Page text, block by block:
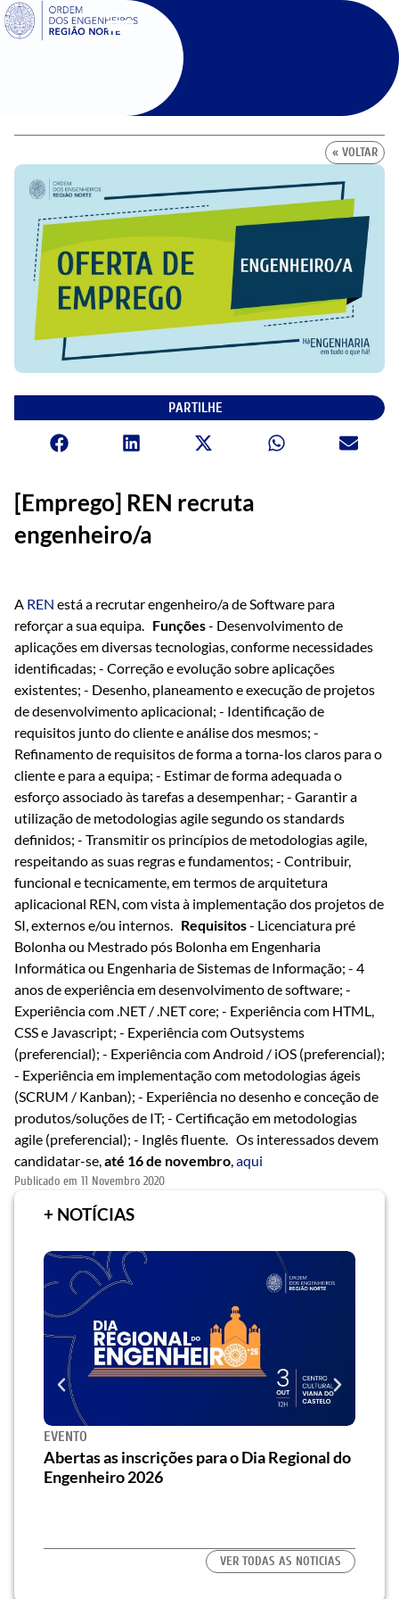
SIGOE
« VOLTAR
PARTILHE
[Emprego] REN recruta
engenheiro/a
A REN está a recrutar engenheiro/a de Software para
reforçar a sua equipa. Funções- Desenvolvimento de
aplicações em diversas tecnologias, conforme necessidades
identificadas; - Correção e evolução sobre aplicações
existentes; - Desenho, planeamento e execução de projetos
de desenvolvimento aplicacional; - Identificação de
requisitos junto do cliente e análise dos mesmos; -
Refinamento de requisitos de forma a torna-los claros para o
cliente e para a equipa; - Estimar de forma adequada o
esforço associado às tarefas a desempenhar; - Garantir a
utilização de metodologias agile segundo os standards
definidos; - Transmitir os princípios de metodologias agile,
respeitando as suas regras e fundamentos; - Contribuir,
funcional e tecnicamente, em termos de arquitetura
aplicacional REN, com vista à implementação dos projetos de
SI, externos e/ou internos. Requisitos- Licenciatura pré
Bolonha ou Mestrado pós Bolonha em Engenharia
Informática ou Engenharia de Sistemas de Informação; - 4
anos de experiência em desenvolvimento de software; -
Experiência com .NET / .NET core; - Experiência com HTML,
CSS e Javascript; - Experiência com Outsystems
(preferencial); - Experiência com Android / iOS (preferencial);
- Experiência em implementação com metodologias ágeis
(SCRUM / Kanban); - Experiência no desenho e conceção de
produtos/soluções de IT; - Certificação em metodologias
agile (preferencial); - Inglês fluente. Os interessados devem
candidatar-se, até 16 de novembro aqui
Publicado em 11 Novembro 2020
+ NOTÍCIAS
EVENTO
Abertas as inscrições para o Dia Regional do
Engenheiro 2026
VER TODAS AS NOTICIAS